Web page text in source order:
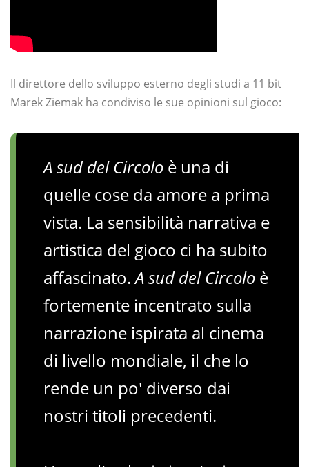
Il direttore dello sviluppo esterno degli studi a 11 bit
Marek Ziemak ha condiviso le sue opinioni sul gioco:
A sud del Circolo è una di
quelle cose da amore a prima
vista. La sensibilità narrativa e
artistica del gioco ci ha subito
affascinato.A sud del Circolo è
fortemente incentrato sulla
narrazione ispirata al cinema
di livello mondiale, il che lo
rende un po' diverso dai
nostri titoli precedenti.